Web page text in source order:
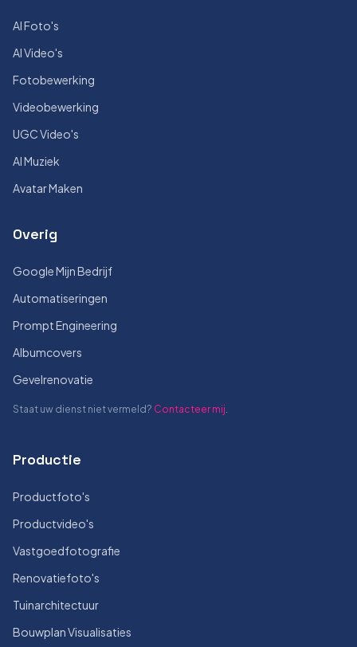
AI Foto's
AI Video's
Fotobewerking
Videobewerking
UGC Video's
AI Muziek
Avatar Maken
Overig
Google Mijn Bedrijf
Automatiseringen
Prompt Engineering
Albumcovers
Gevelrenovatie
Staat uw dienst niet vermeld? Contacteer mij.
Productie
Productfoto's
Productvideo's
Vastgoedfotografie
Renovatiefoto's
Tuinarchitectuur
Bouwplan Visualisaties